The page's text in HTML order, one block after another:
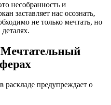
несобранность и
заставляет нас осознать,
не только мечтать, но
предупреждает о